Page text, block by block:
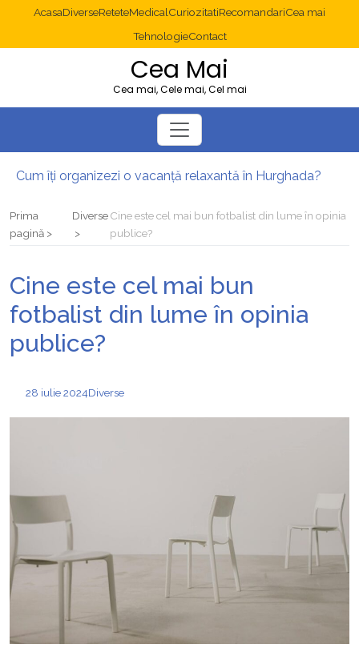
AcasaDiverseReteteMedicalCuriozitatiRecomandariCea mai
TehnologieContact
Cea Mai
Cea mai, Cele mai, Cel mai
Cum îți organizezi o vacanță relaxantă în Hurghada?
Multisite WordPress și Mastodon: cum gestionezi mai multe site-uri
Prima
pagină
DiverseCine este cel mai bun fotbalist din lume în opinia
publice?
Cine este cel mai bun
fotbalist din lume în opinia
publice?
28 iulie 2024Diverse